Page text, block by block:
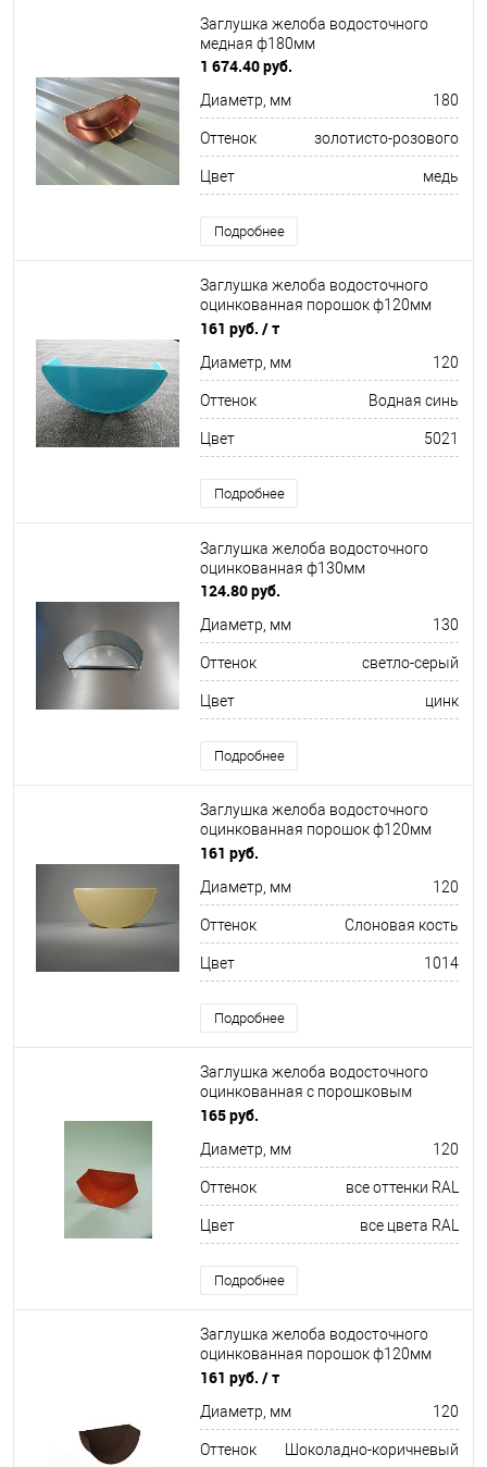
Заглушка желоба водосточного
медная ф180мм
1 674.40 руб.
Диаметр, мм 180
Оттенок золотисто-розового
Цвет медь
Подробнее
Заглушка желоба водосточного
оцинкованная порошок ф120мм
RAL 5021
161 руб. / т
Диаметр, мм 120
Оттенок Водная синь
Цвет 5021
Подробнее
Заглушка желоба водосточного
оцинкованная ф130мм
124.80 руб.
Диаметр, мм 130
Оттенок светло-серый
Цвет цинк
Подробнее
Заглушка желоба водосточного
оцинкованная порошок ф120мм
RAL 1014
161 руб.
Диаметр, мм 120
Оттенок Слоновая кость
Цвет 1014
Подробнее
Заглушка желоба водосточного
оцинкованная с порошковым
покрытием ф120мм все цвета RAL
165 руб.
Диаметр, мм 120
Оттенок все оттенки RAL
Цвет все цвета RAL
Подробнее
Заглушка желоба водосточного
оцинкованная порошок ф120мм
RAL 8017
161 руб. / т
Диаметр, мм 120
Оттенок Шоколадно-коричневый